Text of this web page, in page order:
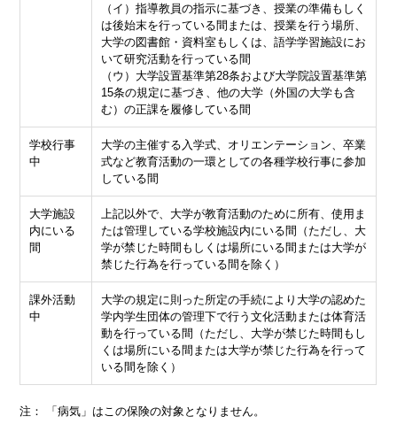
（イ）指導教員の指示に基づき、授業の準備もしく
は後始末を行っている間または、授業を行う場所、
大学の図書館・資料室もしくは、語学学習施設にお
いて研究活動を行っている間
（ウ）大学設置基準第28条および大学院設置基準第
15条の規定に基づき、他の大学（外国の大学も含
む）の正課を履修している間
学校行事
中
大学の主催する入学式、オリエンテーション、卒業
式など教育活動の一環としての各種学校行事に参加
している間
大学施設
内にいる
間
上記以外で、大学が教育活動のために所有、使用ま
たは管理している学校施設内にいる間（ただし、大
学が禁じた時間もしくは場所にいる間または大学が
禁じた行為を行っている間を除く）
課外活動
中
大学の規定に則った所定の手続により大学の認めた
学内学生団体の管理下で行う文化活動または体育活
動を行っている間（ただし、大学が禁じた時間もし
くは場所にいる間または大学が禁じた行為を行って
いる間を除く）
注： 「病気」はこの保険の対象となりません。